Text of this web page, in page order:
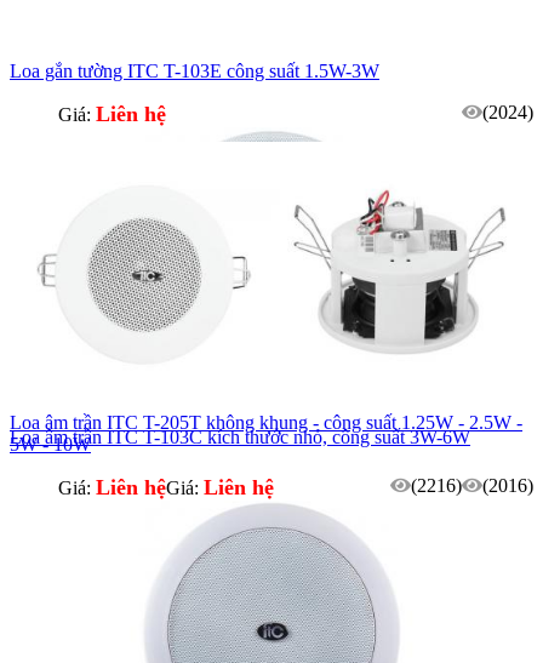
Loa gắn tường ITC T-103E công suất 1.5W-3W
Giá: Liên hệ (2024)
Loa âm trần ITC T-205T không khung - công suất 1.25W - 2.5W -
5W - 10W
Giá: Liên hệ (2016)
Loa âm trần ITC T-103C kích thước nhỏ, công suất 3W-6W
Giá: Liên hệ (2216)